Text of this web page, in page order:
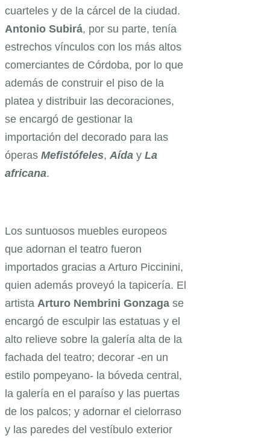
cuarteles y de la cárcel de la ciudad.
Antonio Subirá, por su parte, tenía
estrechos vínculos con los más altos
comerciantes de Córdoba, por lo que
además de construir el piso de la
platea y distribuir las decoraciones,
se encargó de gestionar la
importación del decorado para las
óperas Mefistófeles, Aída y La
africana.
Los suntuosos muebles europeos
que adornan el teatro fueron
importados gracias a Arturo Piccinini,
quien además proveyó la tapicería. El
artista Arturo Nembrini Gonzaga se
encargó de esculpir las estatuas y el
alto relieve sobre la galería alta de la
fachada del teatro; decorar -en un
estilo pompeyano- la bóveda central,
la galería en el paraíso y las puertas
de los palcos; y adornar el cielorraso
y las paredes del vestíbulo exterior